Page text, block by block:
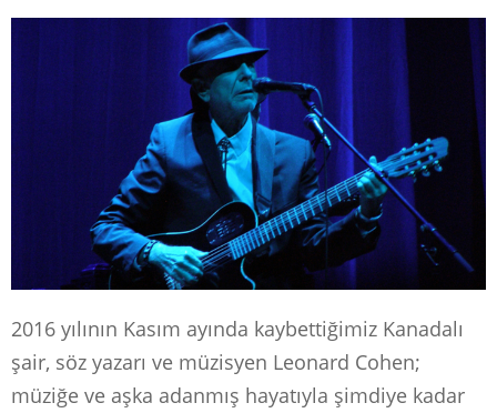
2016 yılının Kasım ayında kaybettiğimiz Kanadalı
şair, söz yazarı ve müzisyen Leonard Cohen;
müziğe ve aşka adanmış hayatıyla şimdiye kadar